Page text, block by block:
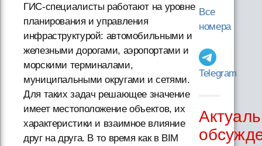
ГИС-специалисты работают на уровне
планирования и управления
инфраструктурой: автомобильными и
железными дорогами, аэропортами и
морскими терминалами,
муниципальными округами и сетями.
Для таких задач решающее значение
имеет местоположение объектов, их
характеристики и взаимное влияние
друг на друга. В то время как в BIM
Все
номера
Telegram